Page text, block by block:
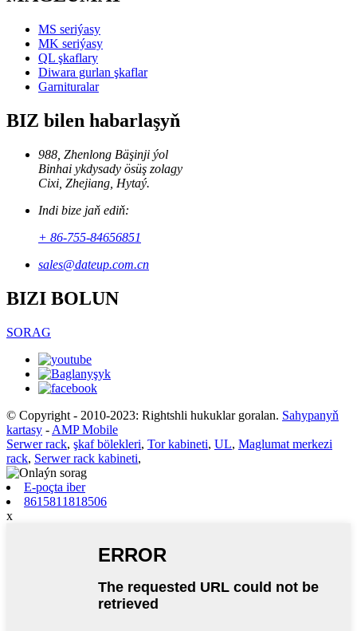
MS seriýasy
MK seriýasy
QL şkaflary
Diwara gurlan şkaflar
Garnituralar
BIZ bilen habarlaşyň
988, Zhenlong Bäşinji ýol
Binhai ykdysady ösüş zolagy
Cixi, Zhejiang, Hytaý.
Indi bize jaň ediň:
+ 86-755-84656851
sales@dateup.com.cn
BIZI BOLUN
SORAG
© Copyright - 2010-2023: Rightshli hukuklar goralan. Sahypanyň
kartasy - AMP Mobile
Serwer rack, şkaf bölekleri, Tor kabineti, UL, Maglumat merkezi
rack, Serwer rack kabineti,
E-poçta iber
8615811818506
x